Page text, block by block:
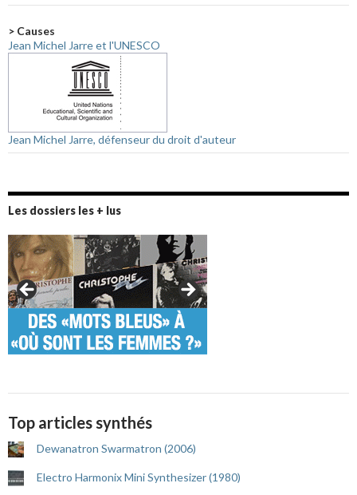
> Causes
Jean Michel Jarre et l'UNESCO
Jean Michel Jarre, défenseur du droit d'auteur
Les dossiers les + lus
Top articles synthés
Dewanatron Swarmatron (2006)
Electro Harmonix Mini Synthesizer (1980)